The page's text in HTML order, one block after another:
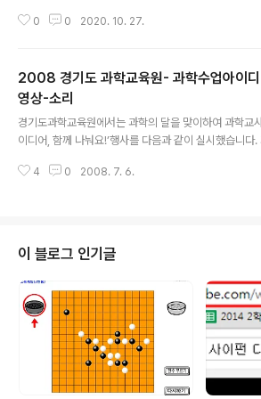
보니, 우리는 이미 온라인 교육을 통해서 미래교육을 하고
0 0 2020. 10. 27.
2008 경기도 과학교육원- 과학수업아이
영상-소리
경기도과학교육원에서는 과학의 달을 맞이하여 과학교
이디어, 함께 나눠요!’행사를 다음과 같이 실시했습니
대 상 : 전국의 초등교사, 중, 고 과학교사라. 행사 내용 1)
4 0 2008. 7. 6.
이 블로그 인기글